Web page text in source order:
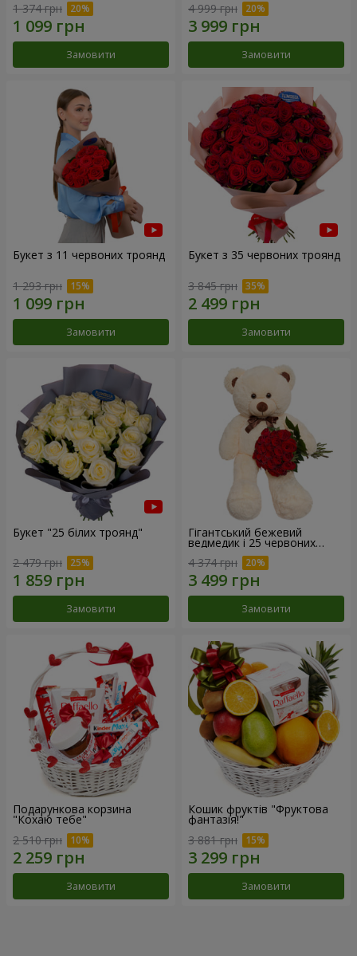
1 374 грн
Замовити
4 999 грн
Замовити
Букет з 11 червоних троянд
1 293 грн
Замовити
Букет з 35 червоних троянд
3 845 грн
Замовити
Букет "25 білих троянд"
2 479 грн
Замовити
Гігантський бежевий
ведмедик і 25 червоних
троянд
4 374 грн
Замовити
Подарункова корзина
"Кохаю тебе"
2 510 грн
Замовити
Кошик фруктів "Фруктова
фантазія!"
3 881 грн
Замовити